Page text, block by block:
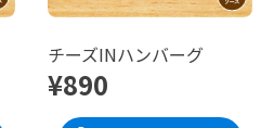
チーズINハンバーグ
¥890